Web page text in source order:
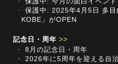
・
保護中: 2025年4月5日 多
KOBE」がOPEN
記念日・周年 >>
・
8月の記念日・周年
・
2026年に5周年を迎える自